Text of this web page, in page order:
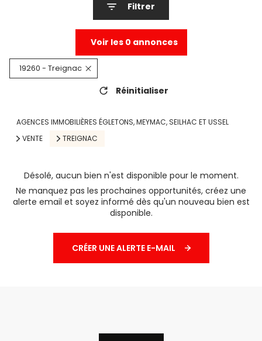
Filtrer
Voir les 0 annonces
19260 - Treignac
Réinitialiser
AGENCES IMMOBILIÈRES ÉGLETONS, MEYMAC, SEILHAC ET USSEL
VENTE
TREIGNAC
Désolé, aucun bien n'est disponible pour le moment.
Ne manquez pas les prochaines opportunités, créez une
alerte email et soyez informé dès qu'un nouveau bien est
disponible.
CRÉER UNE ALERTE E-MAIL